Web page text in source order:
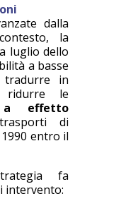
dalla
la
luglio dello
a basse
tradurre in
ridurre le
effetto
di
entro il
fa
intervento: